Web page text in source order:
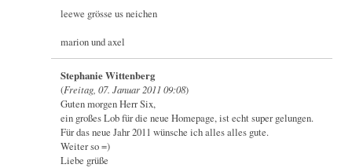
leewe grösse us neichen
marion und axel
Stephanie Wittenberg
(Freitag, 07. Januar 2011 09:08)
Guten morgen Herr Six,
ein großes Lob für die neue Homepage, ist echt super gelungen.
Für das neue Jahr 2011 wünsche ich alles alles gute.
Weiter so =)
Liebe grüße